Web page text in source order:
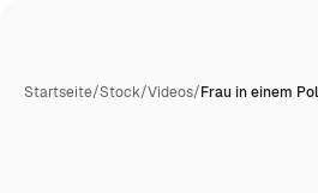
Startseite/Stock/Videos/Frau in einem